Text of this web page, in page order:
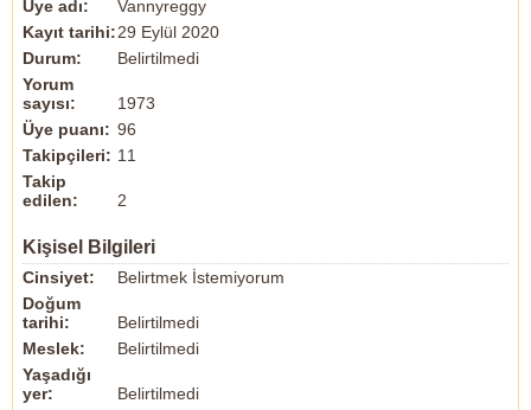
Üye adı:
Vannyreggy
Kayıt tarihi:29 Eylül 2020
Durum:
Belirtilmedi
Yorum
sayısı:
1973
Üye puanı: 96
Takipçileri: 11
Takip
edilen:
2
Kişisel Bilgileri
Cinsiyet:
Belirtmek İstemiyorum
Doğum
tarihi:
Belirtilmedi
Meslek:
Belirtilmedi
Yaşadığı
yer:
Belirtilmedi